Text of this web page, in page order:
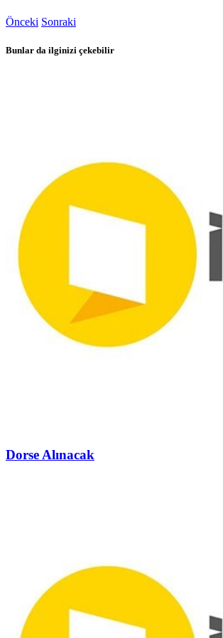
Önceki Sonraki
Bunlar da ilginizi çekebilir
Dorse Alınacak